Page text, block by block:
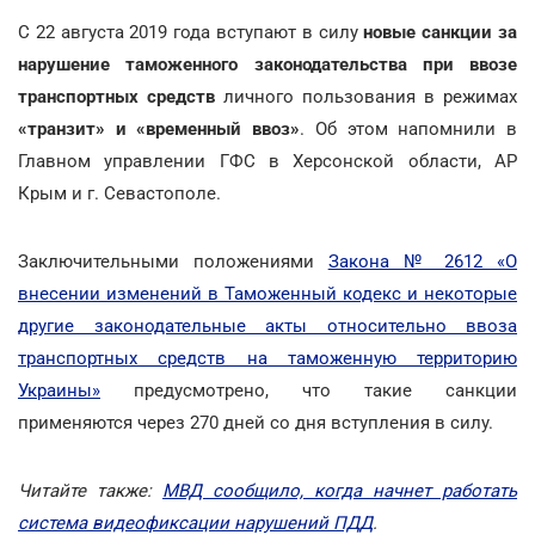
С 22 августа 2019 года вступают в силуновые санкции за
нарушение таможенного законодательства при ввозе
транспортных средств личного пользования в режимах
«транзит» и «временный ввоз». Об этом напомнили в
Главном управлении ГФС в Херсонской области, АР
Крым и г. Севастополе.
Заключительными положениями Закона № 2612 «О
внесении изменений в Таможенный кодекс и некоторые
другие законодательные акты относительно ввоза
транспортных средств на таможенную территорию
Украины» предусмотрено, что такие санкции
применяются через 270 дней со дня вступления в силу.
Читайте также: МВД сообщило, когда начнет работать
система видеофиксации нарушений ПДД.